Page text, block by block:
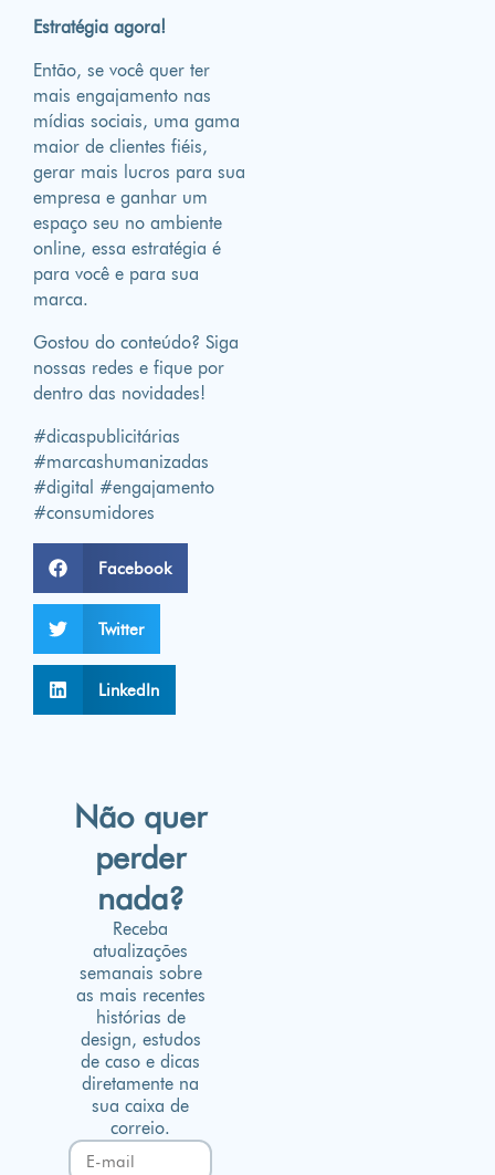
Estratégia agora!
Então, se você quer ter
mais engajamento nas
mídias sociais, uma gama
maior de clientes fiéis,
gerar mais lucros para sua
empresa e ganhar um
espaço seu no ambiente
online, essa estratégia é
para você e para sua
marca.
Gostou do conteúdo? Siga
nossas redes e fique por
dentro das novidades!
#dicaspublicitárias
#marcashumanizadas
#digital #engajamento
#consumidores
Facebook
Twitter
LinkedIn
Não quer
perder
nada?
Receba
atualizações
semanais sobre
as mais recentes
histórias de
design, estudos
de caso e dicas
diretamente na
sua caixa de
correio.